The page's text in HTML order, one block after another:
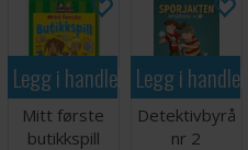
Legg i handlekurven
Mitt første
butikkspill
Legg i
Detektivbyrå
nr 2